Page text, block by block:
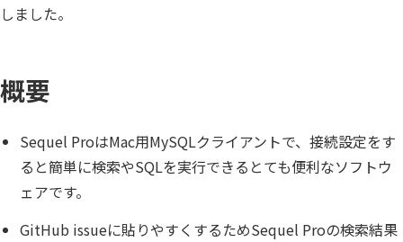
しました。
概要
Sequel ProはMac用MySQLクライアントで、接続設定をす
ると簡単に検索やSQLを実行できるとても便利なソフトウ
ェアです。
GitHub issueに貼りやすくするためSequel Proの検索結果